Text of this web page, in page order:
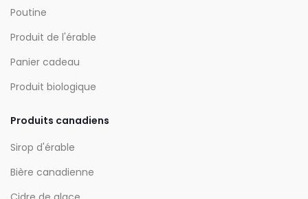
Poutine
Produit de l'érable
Panier cadeau
Produit biologique
Produits canadiens
Sirop d'érable
Bière canadienne